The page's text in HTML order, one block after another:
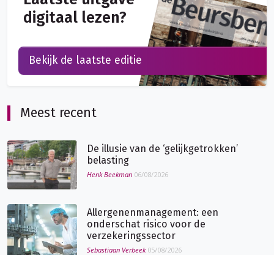
Meest recent
De illusie van de ‘gelijkgetrokken’
belasting
Henk Beekman 06/08/2026
Allergenenmanagement: een
onderschat risico voor de
verzekeringssector
Sebastiaan Verbeek 05/08/2026
digitaal lezen?
Bekijk de laatste editie